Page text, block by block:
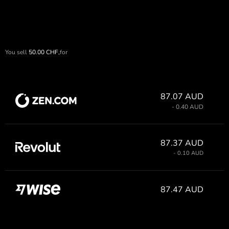
You sell 50.00CHF,for
87.07 AUD
- 0.40 AUD
87.37 AUD
- 0.10 AUD
87.47 AUD